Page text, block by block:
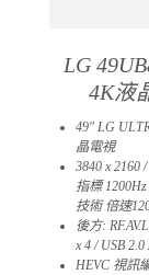
LG
4K液
49″ LG
晶電視
3840 x 2160
指標
技術 倍速
後方:
x 4 / USB 2.0
HEVC 視訊